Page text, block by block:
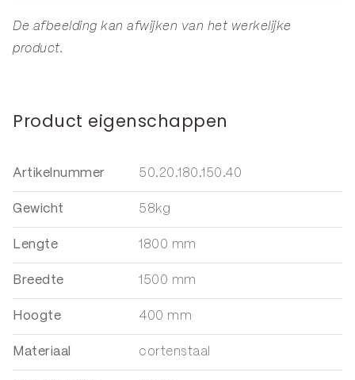
De afbeelding kan afwijken van het werkelijke
product.
Product eigenschappen
Artikelnummer 50.20.180.150.40
Gewicht 58kg
Lengte 1800 mm
Breedte 1500 mm
Hoogte 400 mm
Materiaal cortenstaal